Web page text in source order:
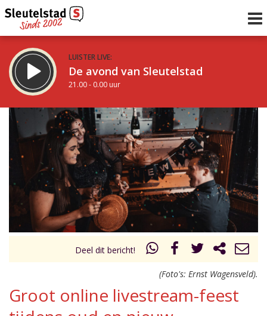
LUISTER LIVE:
De avond van Sleutelstad
21.00 - 0.00 uur
STRAKS:
De nacht van Sleutelstad
0.00 - 6.00 uur
uur 1 van 0 Volgend uur
Inklappen
Deel dit bericht!
(Foto's: Ernst Wagensveld).
Groot online livestream-feest